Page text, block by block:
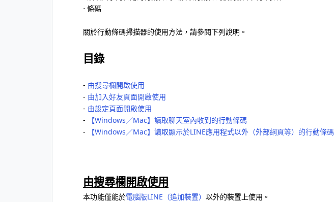
⋅ 條碼
關於行動條碼掃描器的使用方法，請參閱下列說明。
目錄
- 由搜尋欄開啟使用
- 由加入好友頁面開啟使用
- 由設定頁面開啟使用
-
【Windows／Mac】讀取聊天室內收到的行動條碼
-
【Windows／Mac】讀取顯示於LINE應用程式以外（外部網頁等）的行動條碼
由搜尋欄開啟使用
本功能僅能於電腦版LINE（追加裝置） 以外的裝置上使用。